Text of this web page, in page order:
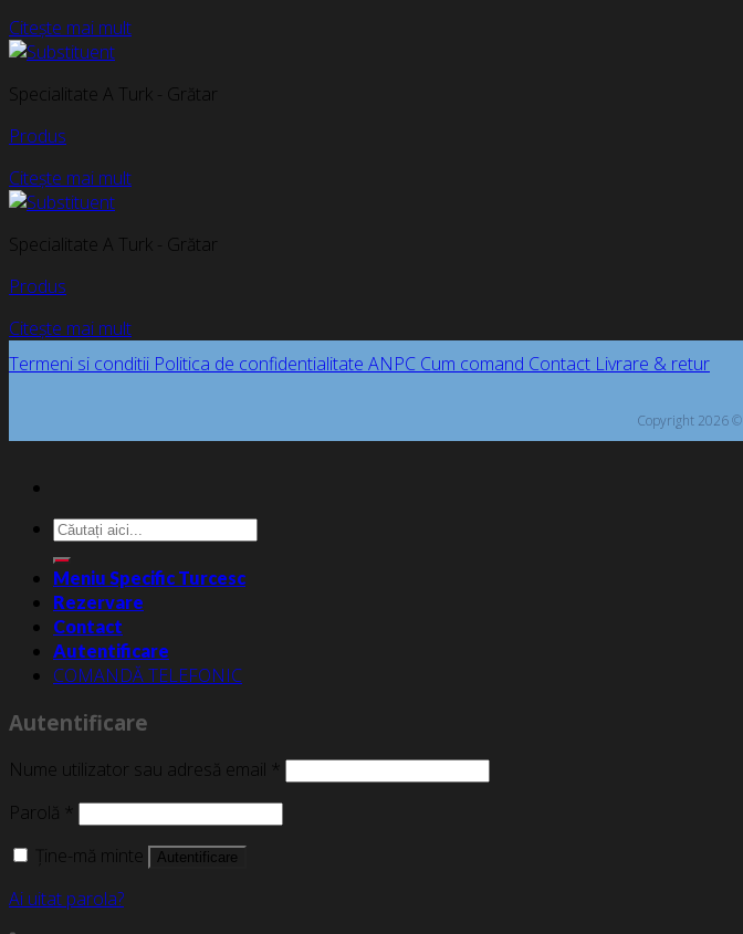
Citește mai mult
Specialitate A Turk - Grătar
Produs
Citește mai mult
Specialitate A Turk - Grătar
Produs
Citește mai mult
Termeni si conditii Politica de confidentialitate ANPC Cum comand Contact Livrare & retur
Copyright 2026 ©
Caută
după:
Meniu Specific Turcesc
Rezervare
Contact
Autentificare
COMANDĂ TELEFONIC
Autentificare
Nume utilizator sau adresă email *
Parolă *
Ține-mă minte
Autentificare
Ai uitat parola?